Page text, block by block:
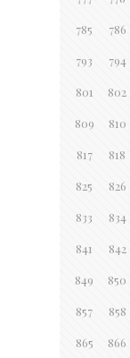
785 786
793 794
801 802
809 810
817 818
825 826
833 834
841 842
849 850
857 858
865 866